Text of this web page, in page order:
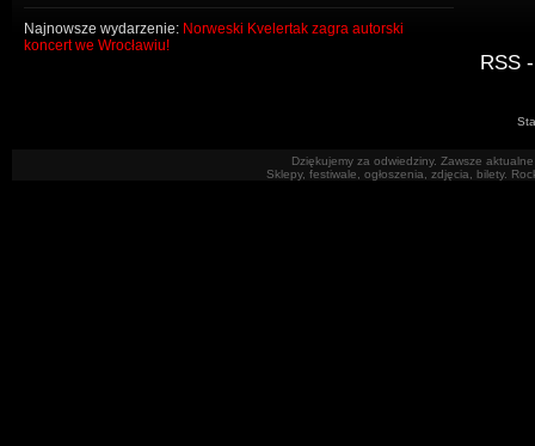
Najnowsze wydarzenie: Norweski Kvelertak zagra autorski
koncert we Wrocławiu!
RSS
Dziękujemy za odwiedziny. Zawsze
Sklepy, festiwale, ogłoszenia, zdjęcia, bilety.